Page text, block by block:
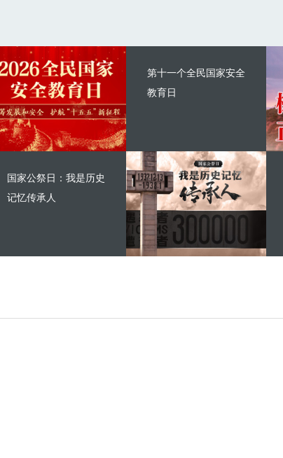
第十一个全民国家安全
教育日
国家公祭日：我是历史
记忆传承人